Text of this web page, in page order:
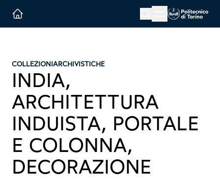
Menu button
COLLEZIONIARCHIVISTICHE
INDIA,
ARCHITETTURA
INDUISTA, PORTALE
E COLONNA,
DECORAZIONE